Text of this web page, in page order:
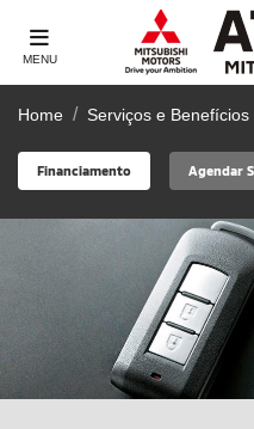
MENU
Home Serviços e Benefícios
Agendar
Financiamento